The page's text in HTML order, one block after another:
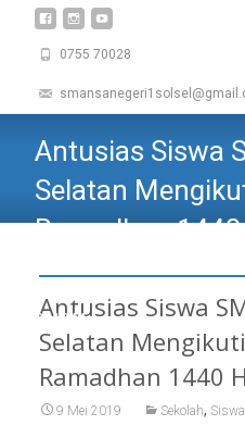
0755 70028
Antusias Siswa
Selatan
Ramadhan
2019 M
Antusias Siswa
Selatan
Ramadhan 1440
9 Mei 2019 Sekolah, Siswa